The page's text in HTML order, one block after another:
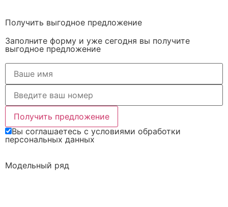
Получить выгодное предложение
Заполните форму и уже сегодня вы получите
выгодное предложение
Получить предложение
Вы соглашаетесь с условиями обработки
персональных данных
Модельный ряд